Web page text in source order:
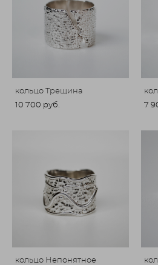
кольцо Трещина
10 700 pуб.
7
кольцо Непонятное